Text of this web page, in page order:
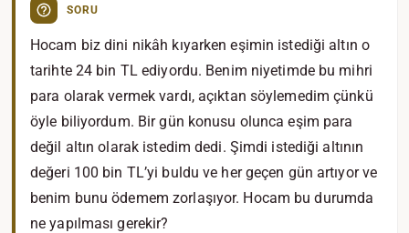
SORU
Hocam biz dini nikâh kıyarken eşimin istediği altın o
tarihte 24 bin TL ediyordu. Benim niyetimde bu mihri
para olarak vermek vardı, açıktan söylemedim çünkü
öyle biliyordum. Bir gün konusu olunca eşim para
değil altın olarak istedim dedi. Şimdi istediği altının
değeri 100 bin TL’yi buldu ve her geçen gün artıyor ve
benim bunu ödemem zorlaşıyor. Hocam bu durumda
ne yapılması gerekir?